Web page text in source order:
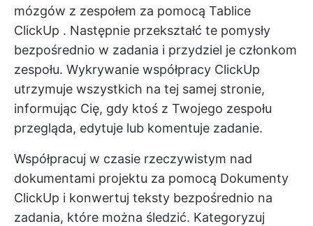
mózgów z zespołem za pomocą Tablice
ClickUp . Następnie przekształć te pomysły
bezpośrednio w zadania i przydziel je członkom
zespołu. Wykrywanie współpracy ClickUp
utrzymuje wszystkich na tej samej stronie,
informując Cię, gdy ktoś z Twojego zespołu
przegląda, edytuje lub komentuje zadanie.
Współpracuj w czasie rzeczywistym nad
dokumentami projektu za pomocą Dokumenty
ClickUp i konwertuj teksty bezpośrednio na
zadania, które można śledzić. Kategoryzuj